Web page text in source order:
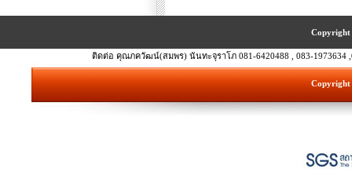
Copyright
ติดต่อ คุณภควัฒน์(สมพร) นันทะจุราโภ 081-6420488 , 083-1973634
Copyright